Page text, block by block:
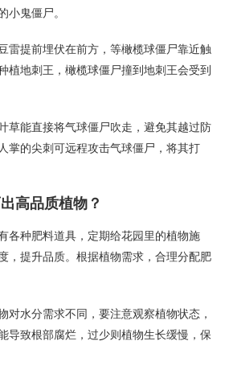
小鬼僵尸。
雷提前埋伏在前方，等橄榄球僵尸靠近触
植地刺王，橄榄球僵尸撞到地刺王会受到
草能直接将气球僵尸吹走，避免其越过防
掌的尖刺可远程攻击气球僵尸，将其打
高品质植物？
各种肥料道具，定期给花园里的植物施
，提升品质。根据植物需求，合理分配肥
对水分需求不同，要注意观察植物状态，
导致根部腐烂，过少则植物生长缓慢，保